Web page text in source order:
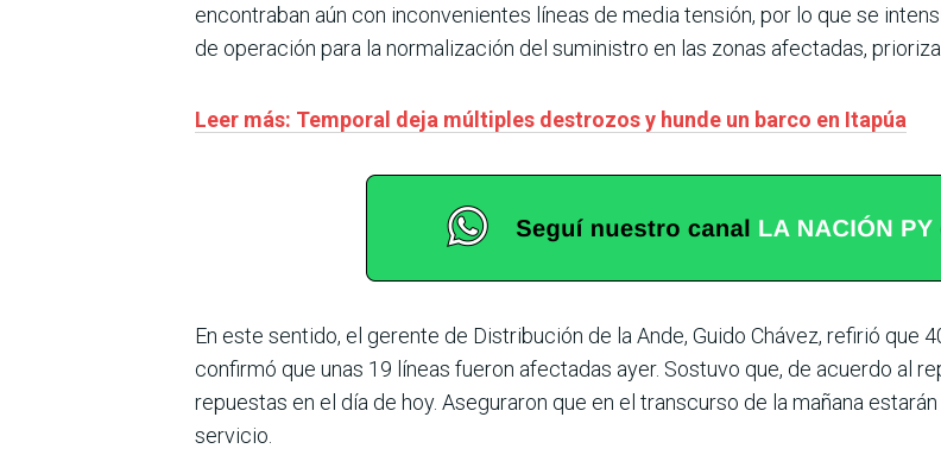
encontraban aún con inconvenientes líneas de media tensión, por lo que se
de operación para la normalización del suministro en las zonas afectadas,
Leer más: Temporal deja múltiples destrozos y hunde un barco en Itapúa
En este sentido, el gerente de Distribución de la Ande, Guido Chávez, refirió que
confirmó que unas 19 líneas fueron afectadas ayer. Sostuvo que, de acuerdo al
repuestas en el día de hoy. Aseguraron que en el transcurso de la mañana
servicio.